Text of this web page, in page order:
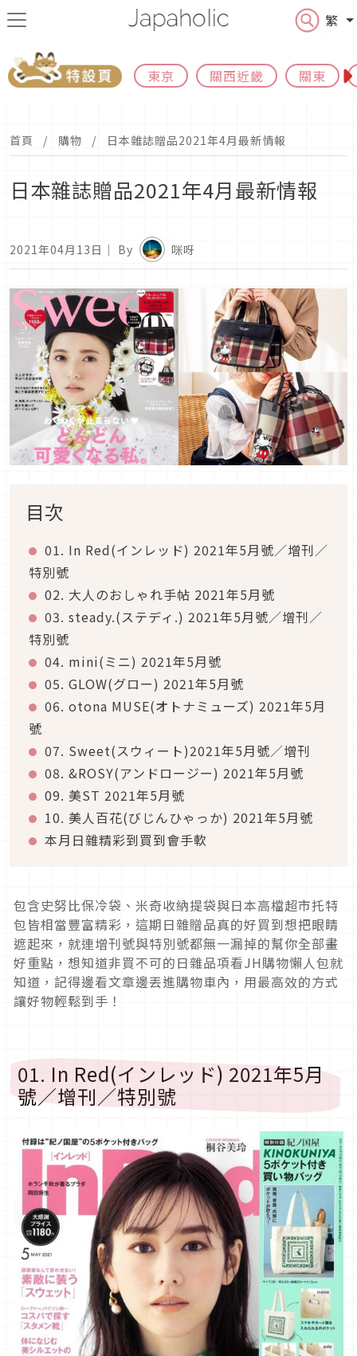
繁
東京 關西近畿 關東
首頁 購物 日本雜誌贈品2021年4月最新情報
日本雜誌贈品2021年4月最新情報
2021年04月13日 ｜ By 咪呀
目次
01. In Red(インレッド) 2021年5月號／增刊／
特別號
02. 大人のおしゃれ手帖 2021年5月號
03. steady.(ステディ.) 2021年5月號／增刊／
特別號
04. mini(ミニ) 2021年5月號
05. GLOW(グロー) 2021年5月號
06. otona MUSE(オトナミューズ) 2021年5月
號
07. Sweet(スウィート)2021年5月號／增刊
08. &ROSY(アンドロージー) 2021年5月號
09. 美ST 2021年5月號
10. 美人百花(びじんひゃっか) 2021年5月號
本月日雜精彩到買到會手軟
包含史努比保冷袋、米奇收納提袋與日本高檔超市托特
包皆相當豐富精彩，這期日雜贈品真的好買到想把眼睛
遮起來，就連增刊號與特別號都無一漏掉的幫你全部畫
好重點，想知道非買不可的日雜品項看JH購物懶人包就
知道，記得邊看文章邊丟進購物車內，用最高效的方式
讓好物輕鬆到手！
01. In Red(インレッド) 2021年5月
號／增刊／特別號